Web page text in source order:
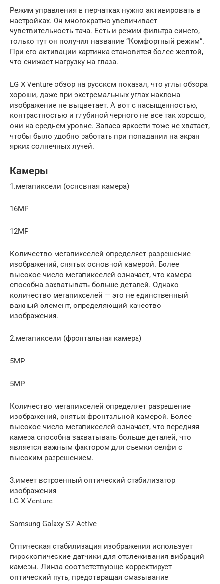
Режим управления в перчатках нужно активировать в
настройках. Он многократно увеличивает
чувствительность тача. Есть и режим фильтра синего,
только тут он получил название “Комфортный режим”.
При его активации картинка становится более желтой,
что снижает нагрузку на глаза.
LG X Venture обзор на русском показал, что углы обзора
хороши, даже при экстремальных углах наклона
изображение не выцветает. А вот с насыщенностью,
контрастностью и глубиной черного не все так хорошо,
они на среднем уровне. Запаса яркости тоже не хватает,
чтобы было удобно работать при попадании на экран
ярких солнечных лучей.
Камеры
1.мегапиксели (основная камера)
16MP
12MP
Количество мегапикселей определяет разрешение
изображений, снятых основной камерой. Более
высокое число мегапикселей означает, что камера
способна захватывать больше деталей. Однако
количество мегапикселей — это не единственный
важный элемент, определяющий качество
изображения.
2.мегапиксели (фронтальная камера)
5MP
5MP
Количество мегапикселей определяет разрешение
изображений, снятых фронтальной камерой. Более
высокое число мегапикселей означает, что передняя
камера способна захватывать больше деталей, что
является важным фактором для съемки селфи с
высоким разрешением.
3.имеет встроенный оптический стабилизатор
изображения
LG X Venture
Samsung Galaxy S7 Active
Оптическая стабилизация изображения использует
гироскопические датчики для отслеживания вибраций
камеры. Линза соответствующе корректирует
оптический путь, предотвращая смазывание